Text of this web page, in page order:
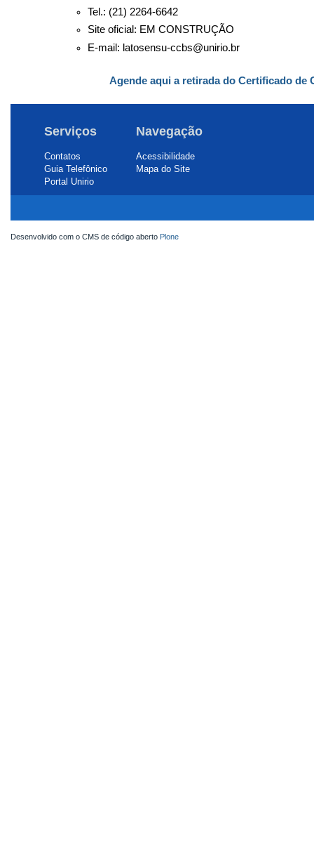
Tel.: (21) 2264-6642
Site oficial: EM CONSTRUÇÃO
E-mail: latosensu-ccbs@unirio.br
Agende aqui a retirada do Certificado de
Serviços
Contatos
Guia Telefônico
Portal Unirio
Navegação
Acessibilidade
Mapa do Site
Desenvolvido com o CMS de código aberto Plone